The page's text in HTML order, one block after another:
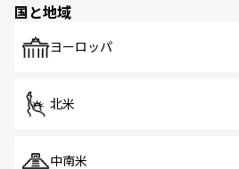
で、ホーカーズは地元の風情
国と地域
ヨーロッパ
北米
中南米